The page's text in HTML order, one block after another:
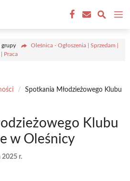
grupy
Oleśnica - Ogłoszenia | Sprzedam |
Praca
/
Spotkania Młodzieżowego Klubu
Klubu
w Oleśnicy
2025 r.